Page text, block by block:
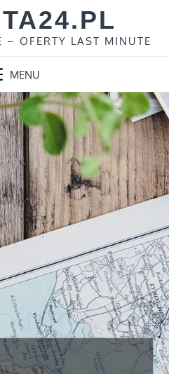
– OFERTY LAST MINUTE
MENU